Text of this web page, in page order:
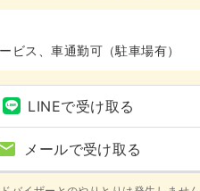
ビス、車通勤可（駐車場有）
LINEで受け取る
メールで受け取る